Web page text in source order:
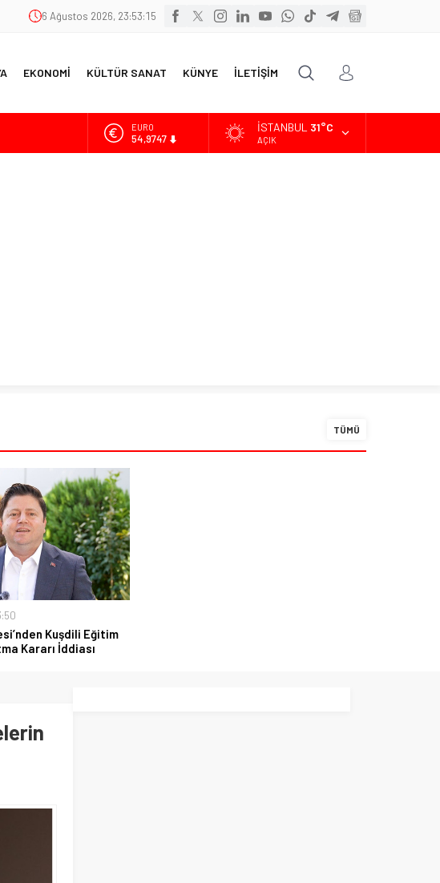
6 Ağustos 2026, 23:53:16
EKONOMİ KÜLTÜR SANAT KÜNYE İLETİŞİM
ALTIN
6.499,25
İSTANBUL 31°C
AÇIK
TÜMÜ
Kuşdili Eğitim
Kararı İddiası